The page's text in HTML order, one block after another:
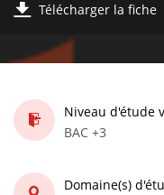
Télécharger la fiche
Niveau d'étude
BAC +3
Domaine(s)